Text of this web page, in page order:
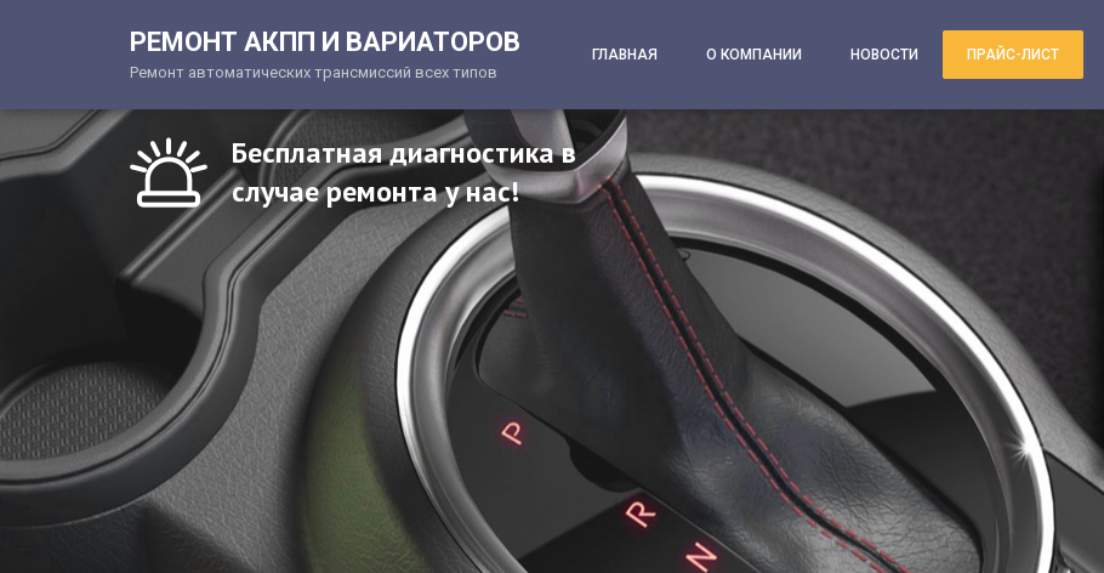
РЕМОНТ АКПП И ВАРИАТОРОВ
Ремонт автоматических трансмиссий всех типов
ГЛАВНАЯ О КОМПАНИИ НОВОСТИ ПРАЙС-ЛИСТ
Бесплатная диагностика в
случае ремонта у нас!